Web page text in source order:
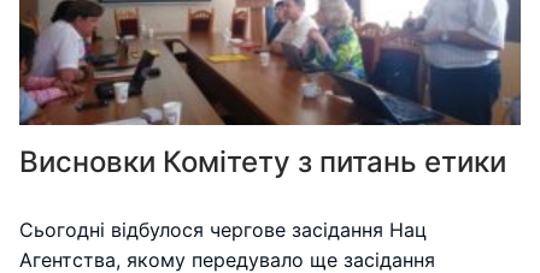
Висновки Комітету з питань етики
Сьогодні відбулося чергове засідання Нац
Агентства, якому передувало ще засідання